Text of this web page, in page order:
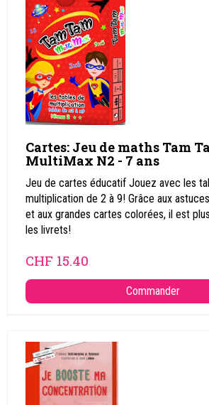
Cartes: Jeu de maths Tam
MultiMax N2 - 7 ans
Jeu de cartes éducatif Jouez avec les
multiplication de 2 à 9! Grâce aux
et aux grandes cartes colorées, il est
les livrets!
CHF 15.40
Commander